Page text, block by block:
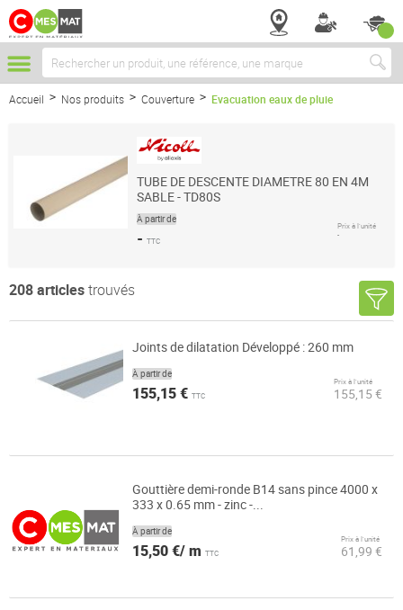
Chercher
Accueil Nos produits Couverture Evacuation eaux de pluie
TUBE DE DESCENTE DIAMETRE 80 EN 4M
SABLE - TD80S
À partir de
- TTC
Prix à l’unité
-
208articlestrouvés
Joints de dilatation Développé : 260 mm
À partir de
155,15 € TTC
Prix à l’unité
155,15 €
Gouttière demi-ronde B14 sans pince 4000 x
333 x 0.65 mm - zinc -...
À partir de
15,50 €/ m TTC
Prix à l’unité
61,99 €